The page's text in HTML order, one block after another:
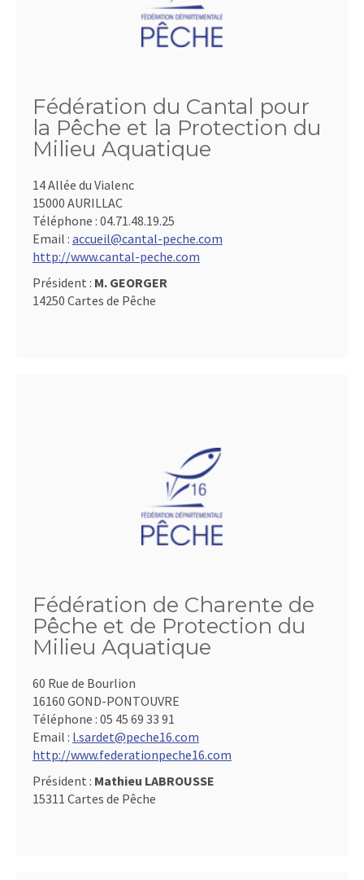
Fédération du Cantal pour
la Pêche et la Protection du
Milieu Aquatique
14 Allée du Vialenc
15000 AURILLAC
Téléphone : 04.71.48.19.25
Email : accueil@cantal-peche.com
http://www.cantal-peche.com
Président : M. GEORGER
14250 Cartes de Pêche
Fédération de Charente de
Pêche et de Protection du
Milieu Aquatique
60 Rue de Bourlion
16160 GOND-PONTOUVRE
Téléphone : 05 45 69 33 91
Email : l.sardet@peche16.com
http://www.federationpeche16.com
Président : Mathieu LABROUSSE
15311 Cartes de Pêche